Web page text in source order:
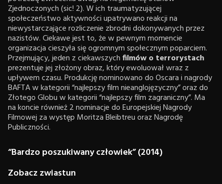
Zjednoczonych (sic! 2). W ich traumatyzującej
społeczeństwo aktywności upatrywano reakcji na
niewystarczające rozliczenie zbrodni dokonywanych przez
nazistów. Ciekawe jest to, że w pewnym momencie
organizacja cieszyła się ogromnym społecznym poparciem.
Przejmujący, jeden z ciekawszychfilmów o terrorystach
prezentuje jej złożony obraz, który ewoluował wraz z
upływem czasu. Produkcję nominowano do Oscara i nagrody
BAFTA w kategorii “najlepszy film nieanglojęzyczny” oraz do
Złotego Globu w kategorii “najlepszy film zagraniczny”. Ma
na koncie również 2 nominacje do Europejskiej Nagrody
Filmowej za występ Moritza Bleibtreu oraz Nagrodę
Publiczności.
“Bardzo poszukiwany człowiek” (2014)
Zobacz zwiastun